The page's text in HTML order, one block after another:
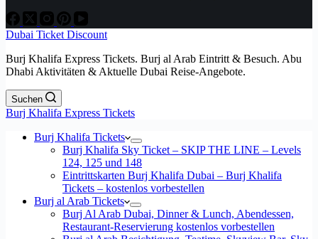
Dubai Ticket Discount
Burj Khalifa Express Tickets. Burj al Arab Eintritt & Besuch. Abu
Dhabi Aktivitäten & Aktuelle Dubai Reise-Angebote.
Suchen
Burj Khalifa Express Tickets
Burj Khalifa Tickets
Burj Khalifa Sky Ticket – SKIP THE LINE – Levels
124, 125 und 148
Eintrittskarten Burj Khalifa Dubai – Burj Khalifa
Tickets – kostenlos vorbestellen
Burj al Arab Tickets
Burj Al Arab Dubai, Dinner & Lunch, Abendessen,
Restaurant-Reservierung kostenlos vorbestellen